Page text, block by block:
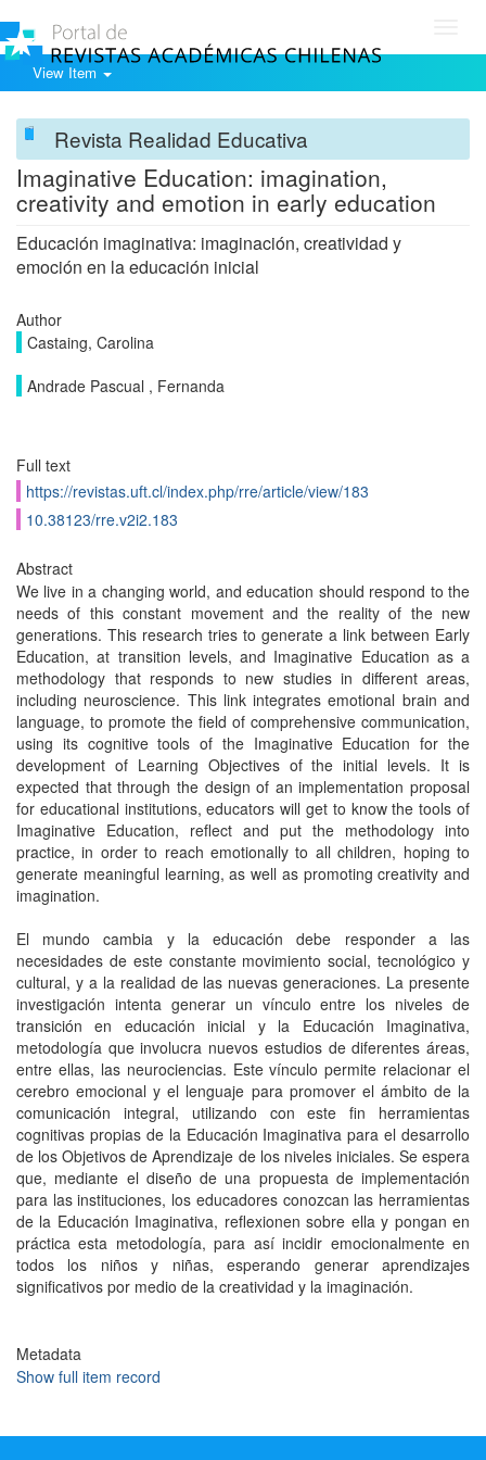
View Item
Revista Realidad Educativa
Imaginative Education: imagination,
creativity and emotion in early education
Educación imaginativa: imaginación, creatividad y
emoción en la educación inicial
Author
Castaing, Carolina
Andrade Pascual , Fernanda
Full text
https://revistas.uft.cl/index.php/rre/article/view/183
10.38123/rre.v2i2.183
Abstract
We live in a changing world, and education should respond to the
needs of this constant movement and the reality of the new
generations. This research tries to generate a link between Early
Education, at transition levels, and Imaginative Education as a
methodology that responds to new studies in different areas,
including neuroscience. This link integrates emotional brain and
language, to promote the field of comprehensive communication,
using its cognitive tools of the Imaginative Education for the
development of Learning Objectives of the initial levels. It is
expected that through the design of an implementation proposal
for educational institutions, educators will get to know the tools of
Imaginative Education, reflect and put the methodology into
practice, in order to reach emotionally to all children, hoping to
generate meaningful learning, as well as promoting creativity and
imagination.
El mundo cambia y la educación debe responder a las
necesidades de este constante movimiento social, tecnológico y
cultural, y a la realidad de las nuevas generaciones. La presente
investigación intenta generar un vínculo entre los niveles de
transición en educación inicial y la Educación Imaginativa,
metodología que involucra nuevos estudios de diferentes áreas,
entre ellas, las neurociencias. Este vínculo permite relacionar el
cerebro emocional y el lenguaje para promover el ámbito de la
comunicación integral, utilizando con este fin herramientas
cognitivas propias de la Educación Imaginativa para el desarrollo
de los Objetivos de Aprendizaje de los niveles iniciales. Se espera
que, mediante el diseño de una propuesta de implementación
para las instituciones, los educadores conozcan las herramientas
de la Educación Imaginativa, reflexionen sobre ella y pongan en
práctica esta metodología, para así incidir emocionalmente en
todos los niños y niñas, esperando generar aprendizajes
significativos por medio de la creatividad y la imaginación.
Metadata
Show full item record